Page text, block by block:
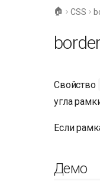
🏠 CSS
Свойство
угла
Если
Демо